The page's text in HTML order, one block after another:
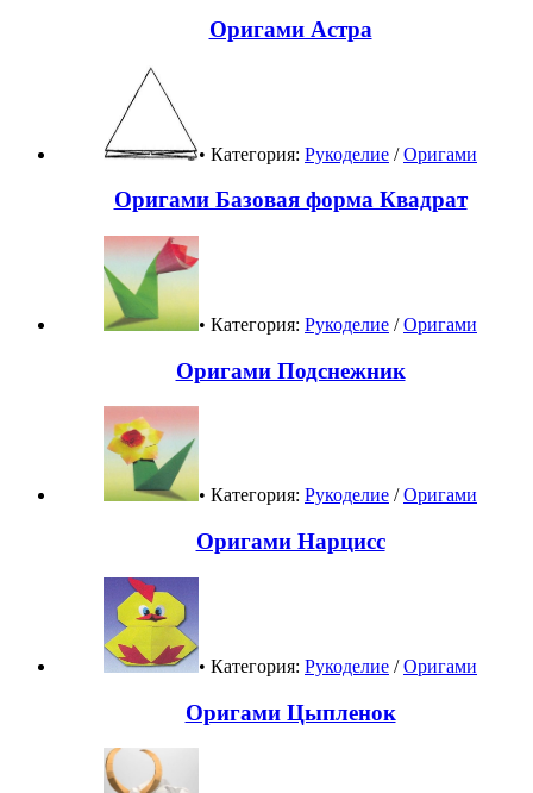
Оригами Астра
• Категория: Рукоделие /Оригами
Оригами Базовая форма Квадрат
• Категория: Рукоделие /Оригами
Оригами Подснежник
• Категория: Рукоделие /Оригами
Оригами Нарцисс
• Категория: Рукоделие /Оригами
Оригами Цыпленок